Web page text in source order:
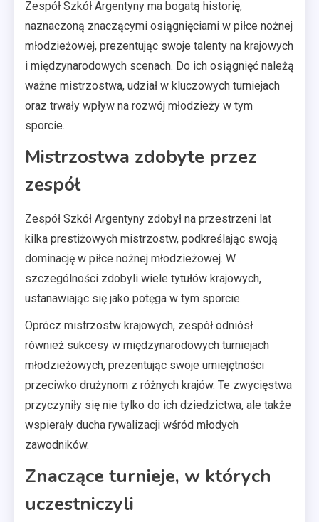
Zespół Szkół Argentyny ma bogatą historię,
naznaczoną znaczącymi osiągnięciami w piłce nożnej
młodzieżowej, prezentując swoje talenty na krajowych
i międzynarodowych scenach. Do ich osiągnięć należą
ważne mistrzostwa, udział w kluczowych turniejach
oraz trwały wpływ na rozwój młodzieży w tym
sporcie.
Mistrzostwa zdobyte przez
zespół
Zespół Szkół Argentyny zdobył na przestrzeni lat
kilka prestiżowych mistrzostw, podkreślając swoją
dominację w piłce nożnej młodzieżowej. W
szczególności zdobyli wiele tytułów krajowych,
ustanawiając się jako potęga w tym sporcie.
Oprócz mistrzostw krajowych, zespół odniósł
również sukcesy w międzynarodowych turniejach
młodzieżowych, prezentując swoje umiejętności
przeciwko drużynom z różnych krajów. Te zwycięstwa
przyczyniły się nie tylko do ich dziedzictwa, ale także
wspierały ducha rywalizacji wśród młodych
zawodników.
Znaczące turnieje, w których
uczestniczyli